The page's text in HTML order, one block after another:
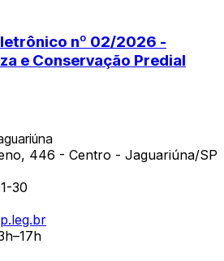
nº 02/2026 -
e Conservação Predial
446 - Centro - Jaguariúna/SP
30